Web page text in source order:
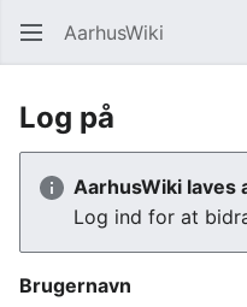
AarhusWiki
Log på
AarhusWiki laves
Log ind for at
Brugernavn